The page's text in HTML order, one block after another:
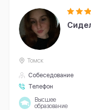
Собеседование
Телефон
Томск
Высшее
образование